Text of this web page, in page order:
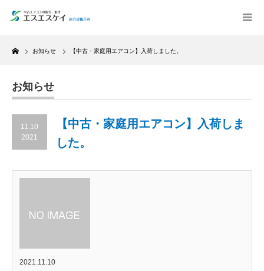
Home
お知らせ 【中古・家庭用エアコン】入荷しました。
お知らせ
11.10
2021
【中古・家庭用エアコン】入荷しま
した。
2021.11.10